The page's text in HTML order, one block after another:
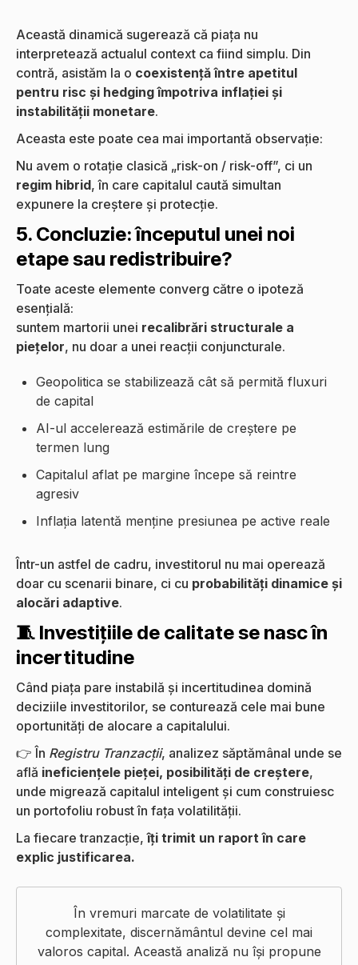
Această dinamică sugerează că piața nu
interpretează actualul context ca fiind simplu. Din
contră, asistăm la o coexistență între apetitul
pentru risc și hedging împotriva inflației și
instabilității monetare.
Aceasta este poate cea mai importantă observație:
Nu avem o rotație clasică „risk-on / risk-off”, ci un
regim hibrid, în care capitalul caută simultan
expunere la creștere și protecție.
5. Concluzie: începutul unei noi
etape sau redistribuire?
Toate aceste elemente converg către o ipoteză
esențială:
suntem martorii unei recalibrări structurale a
piețelor, nu doar a unei reacții conjuncturale.
Geopolitica se stabilizează cât să permită fluxuri
de capital
AI-ul accelerează estimările de creștere pe
termen lung
Capitalul aflat pe margine începe să reintre
agresiv
Inflația latentă menține presiunea pe active reale
Într-un astfel de cadru, investitorul nu mai operează
doar cu scenarii binare, ci cu probabilități dinamice și
alocări adaptive.
🧵 Investițiile de calitate se nasc în
incertitudine
Când piața pare instabilă și incertitudinea domină
deciziile investitorilor, se conturează cele mai bune
oportunități de alocare a capitalului.
👉 În Registru Tranzacții, analizez săptămânal unde se
află ineficiențele pieței, posibilități de creștere,
unde migrează capitalul inteligent și cum construiesc
un portofoliu robust în fața volatilității.
La fiecare tranzacție,îți trimit un raport în care
explic justificarea.
În vremuri marcate de volatilitate și
complexitate, discernământul devine cel mai
valoros capital. Această analiză nu își propune